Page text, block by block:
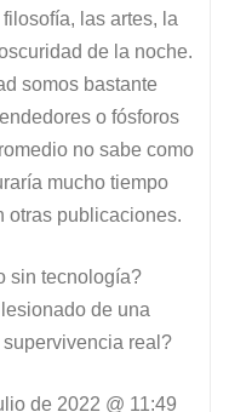
las artes, la
de la noche.
somos bastante
o fósforos
no sabe como
mucho tiempo
otras publicaciones.
sin tecnología?
de una
real?
de 2022 @ 11:49